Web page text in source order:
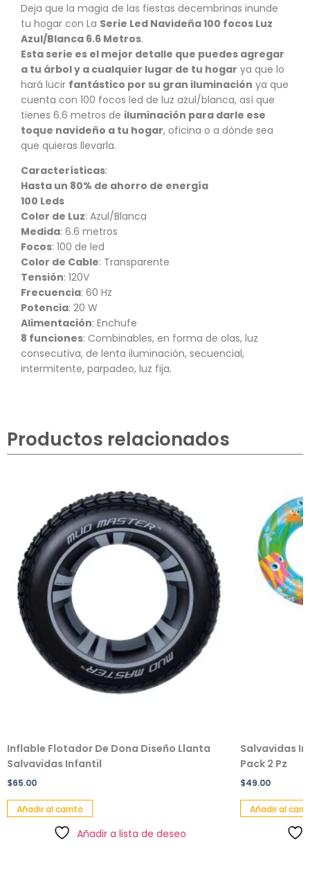
Deja que la magia de las fiestas decembrinas inunde
tu hogar con La Serie Led Navideña 100 focos Luz
Azul/Blanca 6.6 Metros.
Esta serie es el mejor detalle que puedes agregar
a tu árbol y a cualquier lugar de tu hogar ya que lo
hará lucir fantástico por su gran iluminación ya que
cuenta con 100 focos led de luz azul/blanca, así que
tienes 6.6 metros de iluminación para darle ese
toque navideño a tu hogar, oficina o a dónde sea
que quieras llevarla.
Características:
Hasta un 80% de ahorro de energía
100 Leds
Color de Luz: Azul/Blanca
Medida: 6.6 metros
Focos: 100 de led
Color de Cable: Transparente
Tensión: 120V
Frecuencia: 60 Hz
Potencia: 20 W
Alimentación: Enchufe
8 funciones: Combinables, en forma de olas, luz
consecutiva, de lenta iluminación, secuencial,
intermitente, parpadeo, luz fija.
Productos relacionados
Inflable Flotador De Dona Diseño Llanta
Salvavidas Infantil
$65.00
Añadir al carrito
Añadir a lista de deseo
Salvavidas
Pack 2 Pz
$49.00
Añadir al